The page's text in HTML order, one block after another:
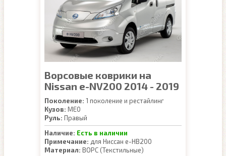
Ворсовые коврики на
Nissan e-NV200 2014 - 2019
Поколение: 1 поколение и рестайлинг
Кузов: ME0
Руль: Правый
Наличие: Есть в наличии
Примечание: для Ниссан е-НВ200
Материал: ВОРС (Текстильные)